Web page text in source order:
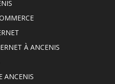
À ANCENIS
ANCENIS